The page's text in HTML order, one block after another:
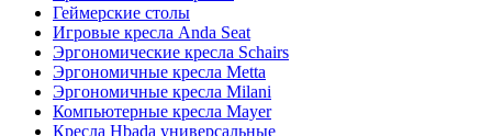
Геймерские столы
Игровые кресла Anda Seat
Эргономические кресла Schairs
Эргономичные кресла Metta
Эргономичные кресла Milani
Компьютерные кресла Mayer
Кресла Hbada универсальные